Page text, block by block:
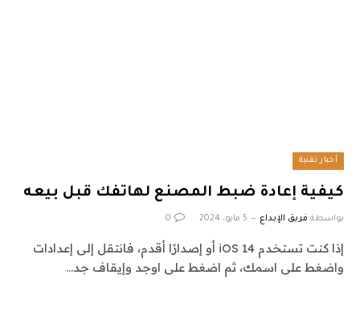
أخبار تقنية
كيفية إعادة ضبط المصنع لهاتفك قبل بيعه
بواسطة فريق الإبداع 5 مايو، 2024 0
إذا كنت تستخدم iOS 14 أو إصدارًا أقدم، فانتقل إلى إعدادات
واضغط على اسمك، ثم اضغط على اوجد وإيقاف جد…